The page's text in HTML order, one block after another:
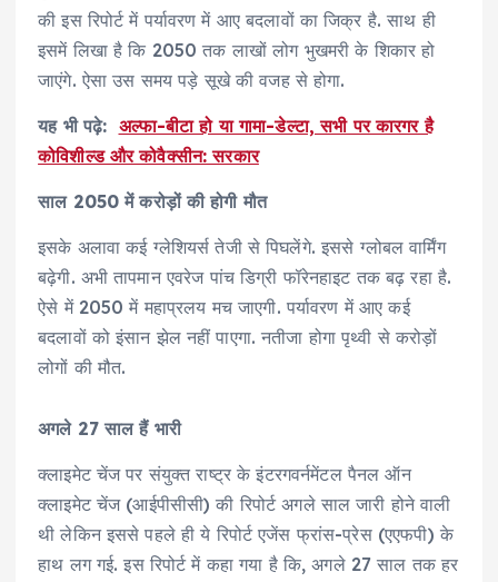
की इस रिपोर्ट में पर्यावरण में आए बदलावों का जिक्र है. साथ ही
इसमें लिखा है कि 2050 तक लाखों लोग भुखमरी के शिकार हो
जाएंगे. ऐसा उस समय पड़े सूखे की वजह से होगा.
यह भी पढ़े: अल्फा-बीटा हो या गामा-डेल्टा, सभी पर कारगर है
कोविशील्ड और कोवैक्सीन: सरकार
साल 2050 में करोड़ों की होगी मौत
इसके अलावा कई ग्लेशियर्स तेजी से पिघलेंगे. इससे ग्लोबल वार्मिंग
बढ़ेगी. अभी तापमान एवरेज पांच डिग्री फॉरेनहाइट तक बढ़ रहा है.
ऐसे में 2050 में महाप्रलय मच जाएगी. पर्यावरण में आए कई
बदलावों को इंसान झेल नहीं पाएगा. नतीजा होगा पृथ्वी से करोड़ों
लोगों की मौत.
अगले 27 साल हैं भारी
क्लाइमेट चेंज पर संयुक्त राष्ट्र के इंटरगवर्नमेंटल पैनल ऑन
क्लाइमेट चेंज (आईपीसीसी) की रिपोर्ट अगले साल जारी होने वाली
थी लेकिन इससे पहले ही ये रिपोर्ट एजेंस फ्रांस-प्रेस (एएफपी) के
हाथ लग गई. इस रिपोर्ट में कहा गया है कि, अगले 27 साल तक हर